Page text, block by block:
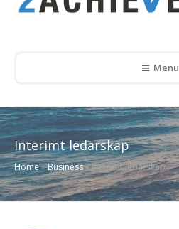
Menu
Interimt ledarskap
Home»Business»Interimt ledarskap